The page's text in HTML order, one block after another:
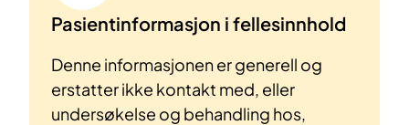
Pasientinformasjon i fellesinnhold
Denne informasjonen er generell og
erstatter ikke kontakt med, eller
undersøkelse og behandling hos,